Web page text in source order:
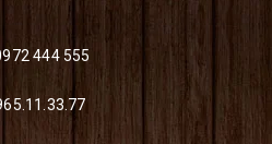
444 555